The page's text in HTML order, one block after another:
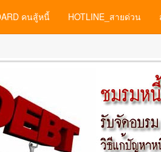
คนสู้หนี้ HOTLINE_สายด่วน